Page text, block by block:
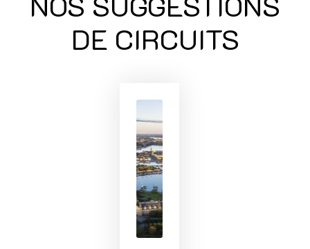
DE CIRCUITS